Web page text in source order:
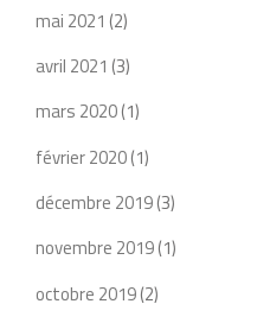
mai 2021 (2)
avril 2021 (3)
mars 2020(1)
février 2020(1)
décembre 2019(3)
novembre 2019(1)
octobre 2019(2)